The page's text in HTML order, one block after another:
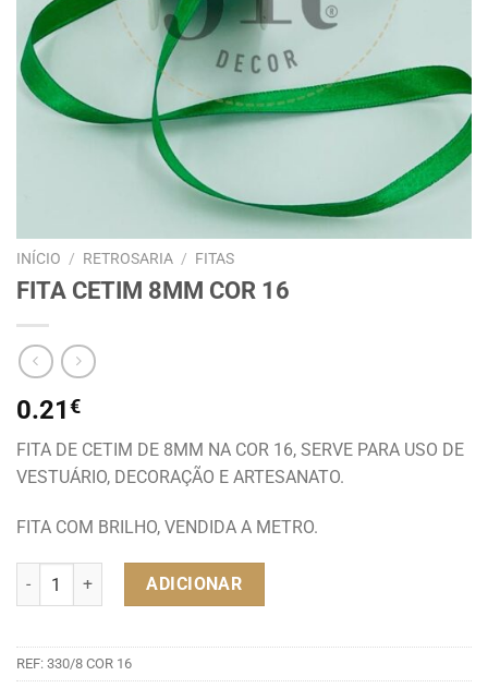
INÍCIO / RETROSARIA / FITAS
FITA CETIM 8MM COR 16
0.21€
FITA DE CETIM DE 8MM NA COR 16, SERVE PARA USO DE
VESTUÁRIO, DECORAÇÃO E ARTESANATO.
FITA COM BRILHO, VENDIDA A METRO.
Quantidade de FITA CETIM 8MM COR 16
ADICIONAR
REF: 330/8 COR 16